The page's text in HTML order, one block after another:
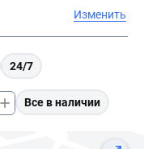
Изменить
24/7
Все в наличии